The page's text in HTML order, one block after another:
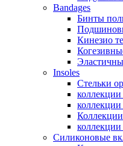
Bandages
Бинты
Кинезио
Insoles
Стельки
коллекции
Силиконовые